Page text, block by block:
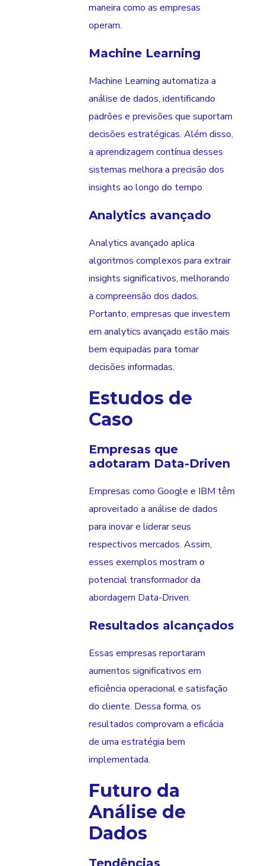
maneira como as empresas
operam.
Machine Learning
Machine Learning automatiza a
análise de dados, identificando
padrões e previsões que suportam
decisões estratégicas. Além disso,
a aprendizagem contínua desses
sistemas melhora a precisão dos
insights ao longo do tempo.
Analytics avançado
Analytics avançado aplica
algoritmos complexos para extrair
insights significativos, melhorando
a compreensão dos dados.
Portanto, empresas que investem
em analytics avançado estão mais
bem equipadas para tomar
decisões informadas.
Estudos de
Caso
Empresas que
adotaram Data-Driven
Empresas como Google e IBM têm
aproveitado a análise de dados
para inovar e liderar seus
respectivos mercados. Assim,
esses exemplos mostram o
potencial transformador da
abordagem Data-Driven.
Resultados alcançados
Essas empresas reportaram
aumentos significativos em
eficiência operacional e satisfação
do cliente. Dessa forma, os
resultados comprovam a eficácia
de uma estratégia bem
implementada.
Futuro da
Análise de
Dados